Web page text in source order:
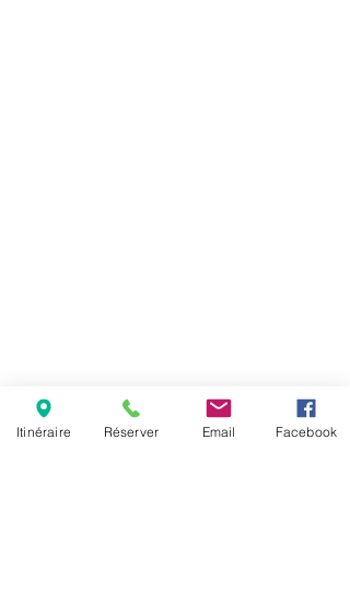
Itinéraire Réserver Email Facebook